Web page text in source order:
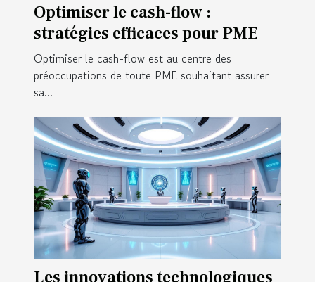
Optimiser le cash-flow :
stratégies efficaces pour PME
Optimiser le cash-flow est au centre des
préoccupations de toute PME souhaitant assurer
sa...
Les innovations technologiques